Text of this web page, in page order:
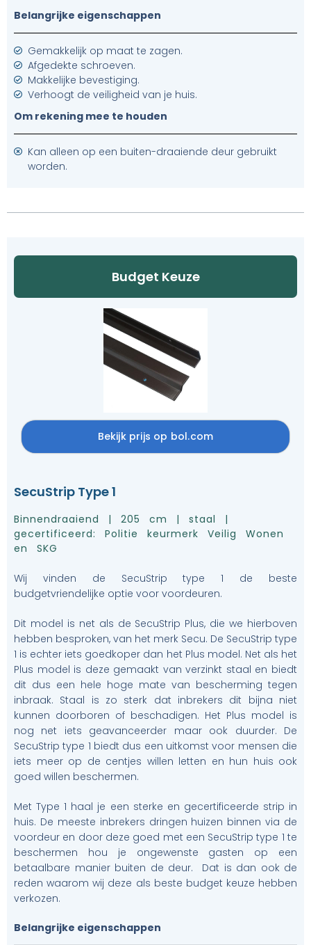
Belangrijke eigenschappen
Gemakkelijk op maat te zagen.
Afgedekte schroeven.
Makkelijke bevestiging.
Verhoogt de veiligheid van je huis.
Om rekening mee te houden
Kan alleen op een buiten-draaiende deur gebruikt
worden.
Budget Keuze
Bekijk prijs op bol.com
SecuStrip Type 1
Binnendraaiend | 205 cm | staal |
gecertificeerd: Politie keurmerk Veilig Wonen
en SKG
Wij vinden de SecuStrip type 1 de beste
budgetvriendelijke optie voor voordeuren.
Dit model is net als de SecuStrip Plus, die we hierboven
hebben besproken, van het merk Secu. De SecuStrip type
1 is echter iets goedkoper dan het Plus model. Net als het
Plus model is deze gemaakt van verzinkt staal en biedt
dit dus een hele hoge mate van bescherming tegen
inbraak. Staal is zo sterk dat inbrekers dit bijna niet
kunnen doorboren of beschadigen. Het Plus model is
nog net iets geavanceerder maar ook duurder. De
SecuStrip type 1 biedt dus een uitkomst voor mensen die
iets meer op de centjes willen letten en hun huis ook
goed willen beschermen.
Met Type 1 haal je een sterke en gecertificeerde strip in
huis. De meeste inbrekers dringen huizen binnen via de
voordeur en door deze goed met een SecuStrip type 1 te
beschermen hou je ongewenste gasten op een
betaalbare manier buiten de deur. Dat is dan ook de
reden waarom wij deze als beste budget keuze hebben
verkozen.
Belangrijke eigenschappen